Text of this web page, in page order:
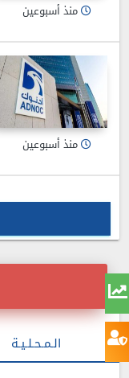
منذ أسبوعين
منذ أسبوعين
الـمـحـلـيـة